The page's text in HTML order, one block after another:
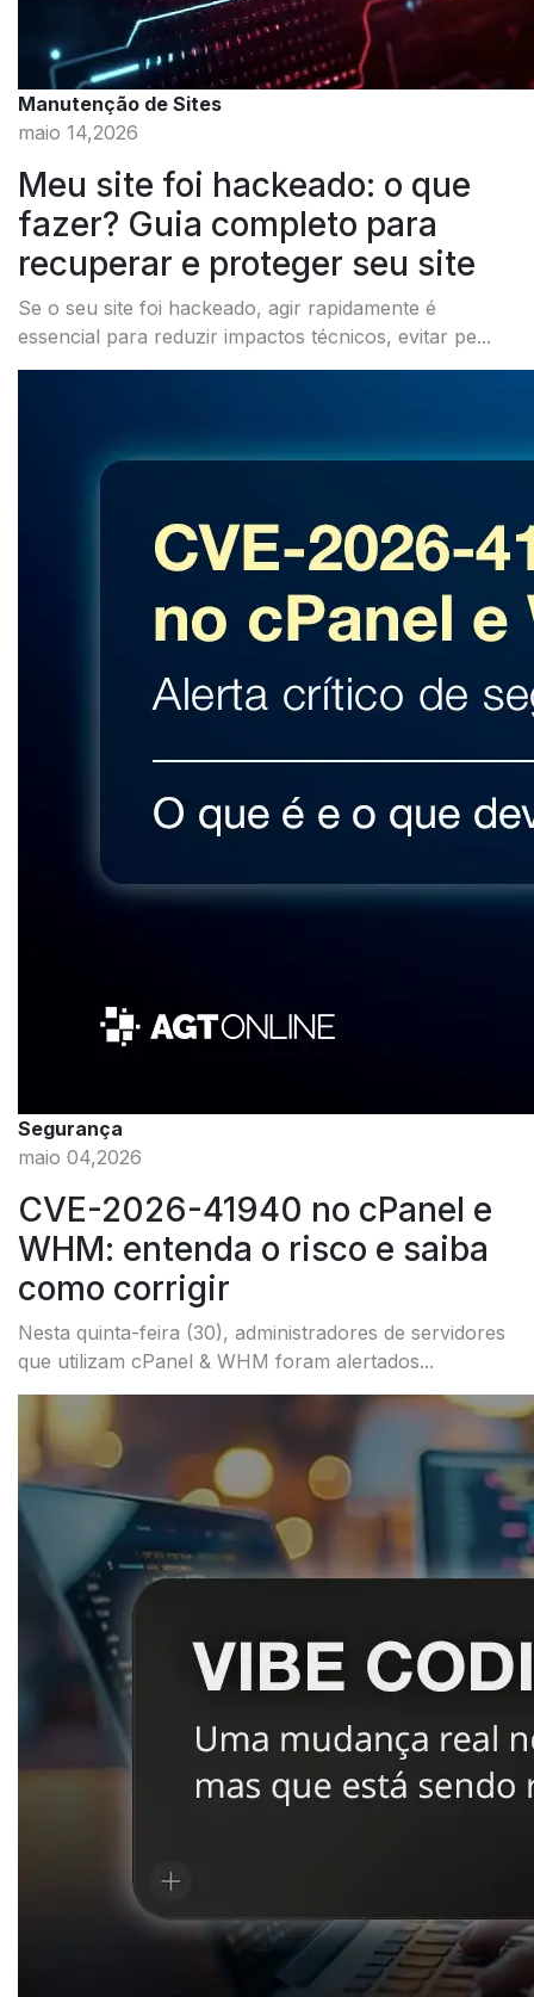
Manutenção de Sites
maio 14,2026
Meu site foi hackeado: o que
fazer? Guia completo para
recuperar e proteger seu site
Se o seu site foi hackeado, agir rapidamente é
essencial para reduzir impactos técnicos, evitar pe...
Segurança
maio 04,2026
CVE-2026-41940 no cPanel e
WHM: entenda o risco e saiba
como corrigir
Nesta quinta-feira (30), administradores de servidores
que utilizam cPanel & WHM foram alertados...